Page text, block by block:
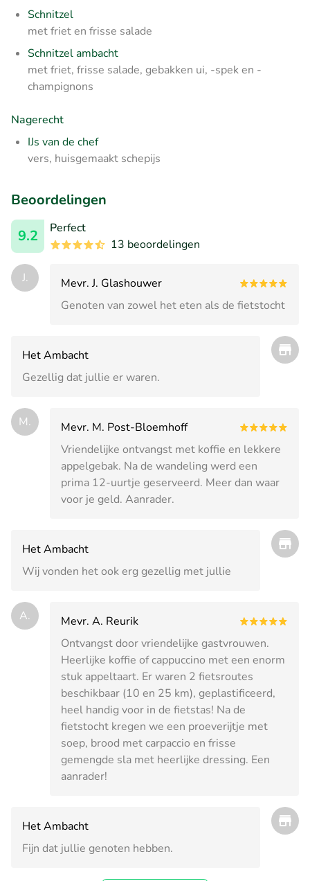
Schnitzel
met friet en frisse salade
Schnitzel ambacht
met friet, frisse salade, gebakken ui, -spek en -
champignons
Nagerecht
IJs van de chef
vers, huisgemaakt schepijs
Beoordelingen
9.2
Perfect
13 beoordelingen
J.
Mevr. J. Glashouwer
Genoten van zowel het eten als de fietstocht
Het Ambacht
Gezellig dat jullie er waren.
M.
Mevr. M. Post-Bloemhoff
Vriendelijke ontvangst met koffie en lekkere
appelgebak. Na de wandeling werd een
prima 12-uurtje geserveerd. Meer dan waar
voor je geld. Aanrader.
Het Ambacht
Wij vonden het ook erg gezellig met jullie
A.
Mevr. A. Reurik
Ontvangst door vriendelijke gastvrouwen.
Heerlijke koffie of cappuccino met een enorm
stuk appeltaart. Er waren 2 fietsroutes
beschikbaar (10 en 25 km), geplastificeerd,
heel handig voor in de fietstas! Na de
fietstocht kregen we een proeverijtje met
soep, brood met carpaccio en frisse
gemengde sla met heerlijke dressing. Een
aanrader!
Het Ambacht
Fijn dat jullie genoten hebben.